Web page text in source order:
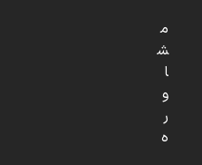
م
ش
ا
و
ر
ه